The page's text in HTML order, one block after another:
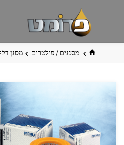
בית מסננים / פילטרים מסנן